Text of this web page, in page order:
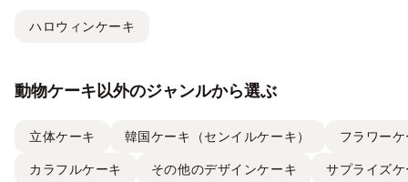
ハロウィンケーキ
動物ケーキ以外のジャンルから選ぶ
立体ケーキ 韓国ケーキ（センイルケーキ） フラワー
カラフルケーキ その他のデザインケーキ サプライズ